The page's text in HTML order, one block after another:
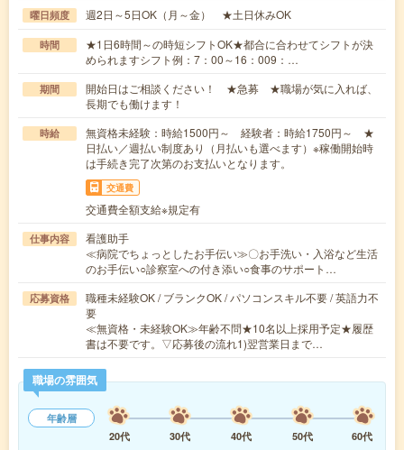
曜日頻度 週2日～5日OK（月～金） ★土日休みOK
時間
★1日6時間～の時短シフトOK★都合に合わせてシフトが決
められますシフト例：7：00～16：009：…
期間
開始日はご相談ください！ ★急募 ★職場が気に入れば、
長期でも働けます！
時給
無資格未経験：時給1500円～ 経験者：時給1750円～ ★
日払い／週払い制度あり（月払いも選べます）※稼働開始時
は手続き完了次第のお支払いとなります。
交通費
交通費全額支給※規定有
仕事内容
看護助手
≪病院でちょっとしたお手伝い≫〇お手洗い・入浴など生活
のお手伝い○診察室への付き添い○食事のサポート…
応募資格
職種未経験OK / ブランクOK / パソコンスキル不要 / 英語力不
要
≪無資格・未経験OK≫年齢不問★10名以上採用予定★履歴
書は不要です。▽応募後の流れ1)翌営業日まで…
職場の雰囲気
年齢層
20代
30代 40代 50代
60代